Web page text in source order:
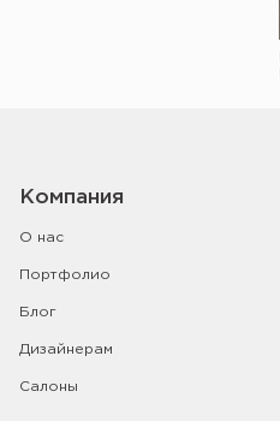
Компания
О нас
Портфолио
Блог
Дизайнерам
Салоны